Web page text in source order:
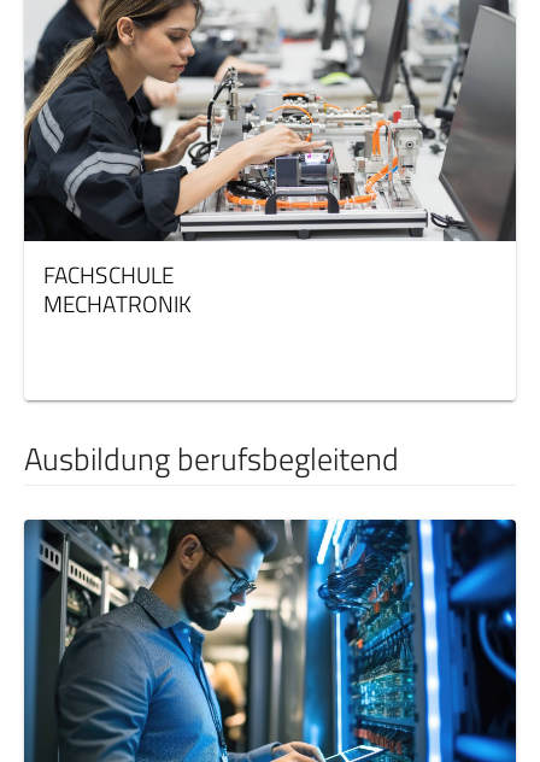
FACHSCHULE
MECHATRONIK
Ausbildung berufsbegleitend